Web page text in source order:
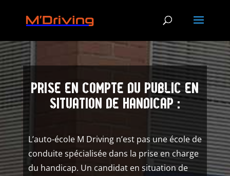
Prise en compte du public en
situation de handicap :
L’auto-école M Driving n’est pas une école de
conduite spécialisée dans la prise en charge
du handicap. Un candidat en situation de